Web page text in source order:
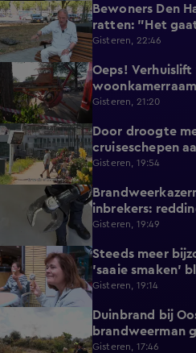
1:54
Bewoners Den
ratten: "Het
Gisteren, 22:46
0:58
Oeps!
Gisteren, 21:20
2:11
Door droogte
cruiseschepen
Gisteren, 19:54
inbrekers:
Gisteren, 19:49
1:17
Steeds meer
'saaie smaken'
Gisteren, 19:14
Duinbrand bij
brandweerman
Gisteren, 17:46